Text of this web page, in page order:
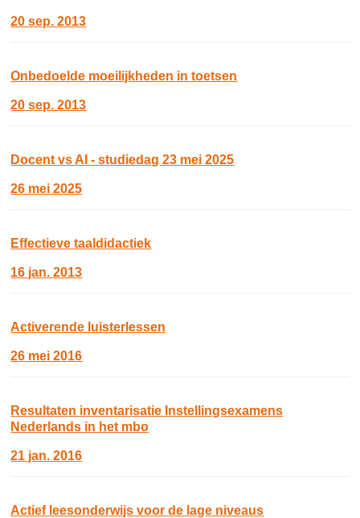
20 sep. 2013
Onbedoelde moeilijkheden in toetsen
20 sep. 2013
Docent vs AI - studiedag 23 mei 2025
26 mei 2025
Effectieve taaldidactiek
16 jan. 2013
Activerende luisterlessen
26 mei 2016
Resultaten inventarisatie Instellingsexamens
Nederlands in het mbo
21 jan. 2016
Actief leesonderwijs voor de lage niveaus